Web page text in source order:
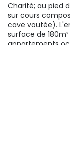
Charité; au pied
sur cours
cave voutée).
surface de
appartements
Honoraires à la
Contact Jérémy
l'adresse mail
exposé sont